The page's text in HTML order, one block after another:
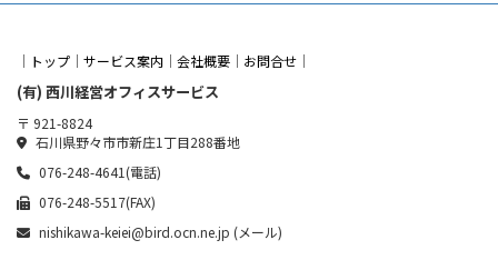
｜ トップ ｜ サービス案内 ｜ 会社概要 ｜ お問合せ ｜
(有) 西川経営オフィスサービス
〒 921-8824
石川県野々市市新庄1丁目288番地
076-248-4641(電話)
076-248-5517(FAX)
nishikawa-keiei@bird.ocn.ne.jp (メール)